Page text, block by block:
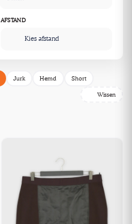
AFSTAND
Kies afstand
Jurk Hemd Short
Wissen